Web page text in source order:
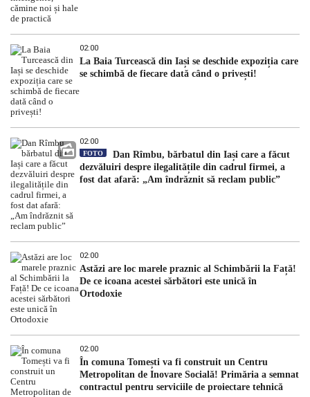
02:00
La Baia Turcească din Iași se deschide expoziția care
se schimbă de fiecare dată când o privești!
02:00
FOTO
Dan Rîmbu, bărbatul din Iași care a făcut
dezvăluiri despre ilegalitățile din cadrul firmei, a
fost dat afară: „Am îndrăznit să reclam public”
02:00
Astăzi are loc marele praznic al Schimbării la Față!
De ce icoana acestei sărbători este unică în
Ortodoxie
02:00
În comuna Tomești va fi construit un Centru
Metropolitan de Inovare Socială! Primăria a semnat
contractul pentru serviciile de proiectare tehnică